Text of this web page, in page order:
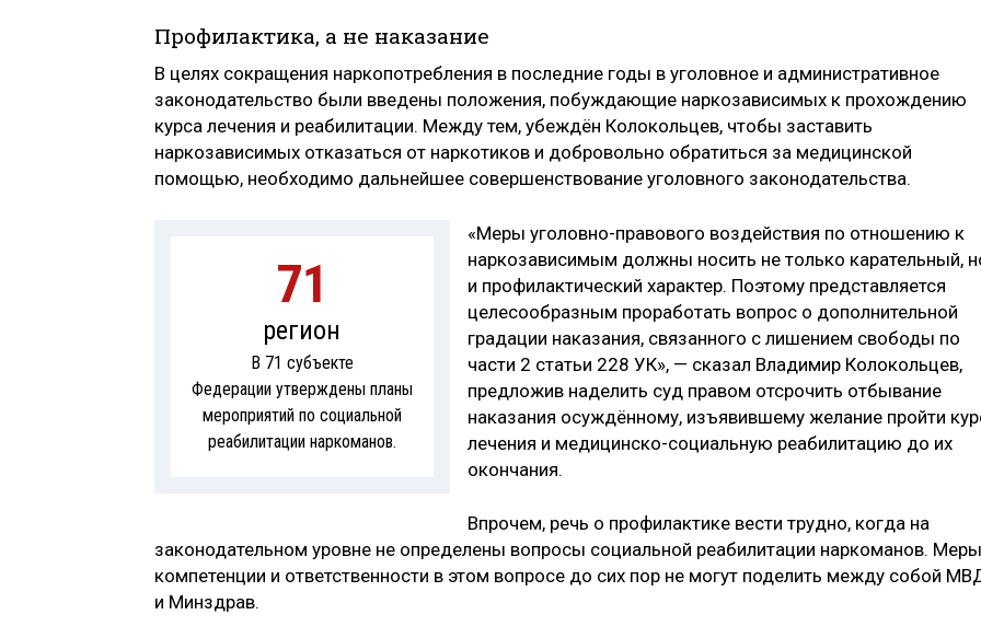
Профилактика, а не наказание
В целях сокращения наркопотребления в последние годы в уголовное и административное
законодательство были введены положения, побуждающие наркозависимых к прохождению
курса лечения и реабилитации. Между тем, убеждён Колокольцев, чтобы заставить
наркозависимых отказаться от наркотиков и добровольно обратиться за медицинской
помощью, необходимо дальнейшее совершенствование уголовного законодательства.
71
регион
В 71 субъекте
Федерации утверждены планы
мероприятий по социальной
реабилитации наркоманов.
«Меры уголовно-правового воздействия по отношению к
наркозависимым должны носить не только карательный,
и профилактический характер. Поэтому представляется
целесообразным проработать вопрос о дополнительной
градации наказания, связанного с лишением свободы по
части 2 статьи 228 УК», — сказал Владимир Колокольцев,
предложив наделить суд правом отсрочить отбывание
наказания осуждённому, изъявившему желание пройти
лечения и медицинско-социальную реабилитацию до их
окончания.
Впрочем, речь о профилактике вести трудно, когда на
законодательном уровне не определены вопросы социальной реабилитации наркоманов. Меры
компетенции и ответственности в этом вопросе до сих пор не могут поделить между собой
и Минздрав.